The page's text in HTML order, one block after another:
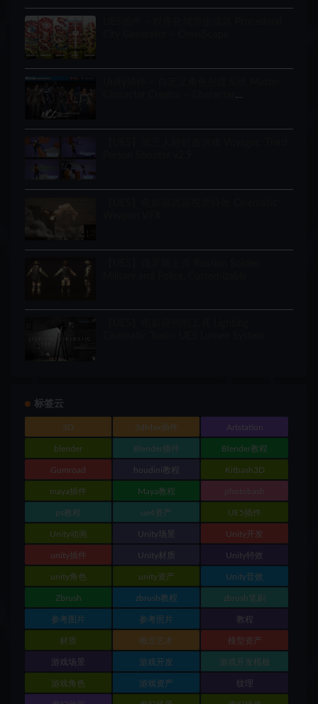
标签云
3D 3dMax插件 Artstation
blender Blender插件 Blender教程
Gumroad houdini教程 Kitbash3D
maya插件 Maya教程 photobash
ps教程 ue4资产 UE5插件
Unity动画 Unity场景 Unity开发
unity插件 Unity材质 Unity特效
unity角色 unity资产 Unity音效
Zbrush zbrush教程 zbrush笔刷
参考图片 参考照片 教程
材质 概念艺术 模型资产
游戏场景 游戏开发 游戏开发模板
游戏角色 游戏资产 纹理